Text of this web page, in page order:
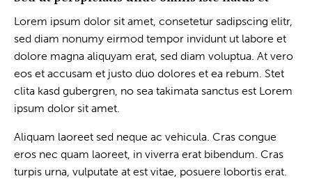
Lorem ipsum dolor sit amet, consetetur sadipscing elitr,
sed diam nonumy eirmod tempor invidunt ut labore et
dolore magna aliquyam erat, sed diam voluptua. At vero
eos et accusam et justo duo dolores et ea rebum. Stet
clita kasd gubergren, no sea takimata sanctus est Lorem
ipsum dolor sit amet.
Aliquam laoreet sed neque ac vehicula. Cras congue
eros nec quam laoreet, in viverra erat bibendum. Cras
turpis urna, vulputate at est vitae, posuere lobortis erat.